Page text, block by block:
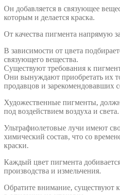
Он добавляется в связующее
которым и делается краска.
От качества пигмента напрямую
В зависимости от цвета
связующего вещества.
Существуют требования к
Они вынуждают приобретать их
продавцов и зарекомендовавших
Художественные пигменты,
под воздействием воздуха и света.
Ультрафиолетовые лучи имеют
химический состав, что со
краски.
Каждый цвет пигмента
производства и измельчения.
Обратите внимание, существуют